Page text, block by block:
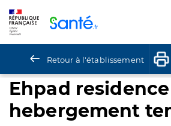
Retour à l'établissement
Ehpad
hebergement